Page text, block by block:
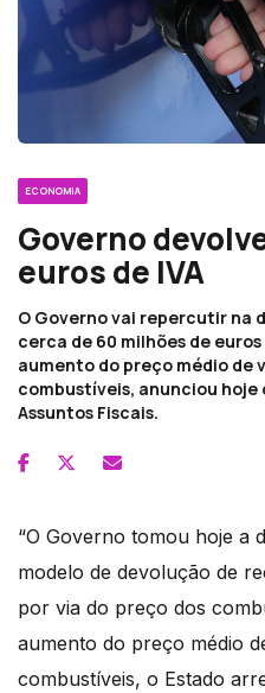
ECONOMIA
Governo
euros de IVA
O Governo vai repercutir na
cerca de 60 milhões de
aumento do preço médio de
combustíveis, anunciou hoje
Assuntos Fiscais.
“O Governo tomou hoje a
modelo de devolução de
por via do preço dos
aumento do preço médio
combustíveis, o Estado